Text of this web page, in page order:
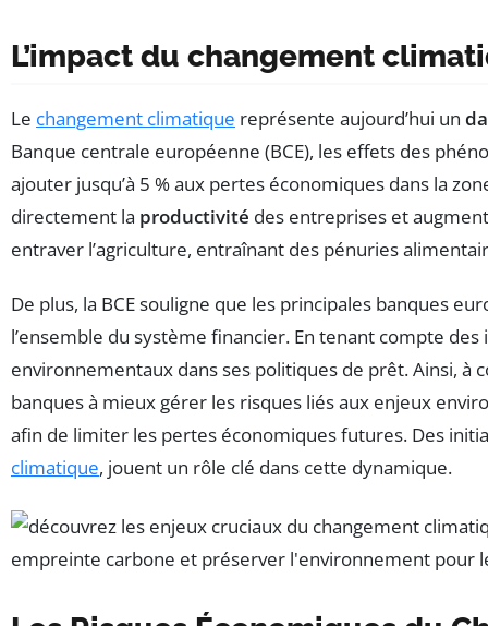
L’impact du changement
Le changement climatique représente aujourd’hui un
Banque centrale européenne (BCE), les effets des
ajouter jusqu’à 5 % aux pertes économiques dans la
directement la productivité des entreprises et
entraver l’agriculture, entraînant des pénuries
De plus, la BCE souligne que les principales banques
l’ensemble du système financier. En tenant compte
environnementaux dans ses politiques de prêt. Ainsi, à
banques à mieux gérer les risques liés aux enjeux
afin de limiter les pertes économiques futures. Des
climatique, jouent un rôle clé dans cette dynamique.